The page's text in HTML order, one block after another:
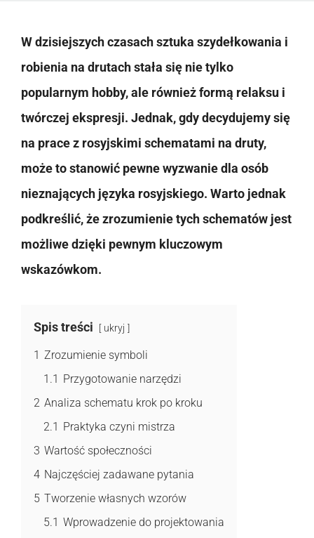
W dzisiejszych czasach sztuka szydełkowania i
robienia na drutach stała się nie tylko
popularnym hobby, ale również formą relaksu i
twórczej ekspresji. Jednak, gdy decydujemy się
na prace z rosyjskimi schematami na druty,
może to stanowić pewne wyzwanie dla osób
nieznających języka rosyjskiego. Warto jednak
podkreślić, że zrozumienie tych schematów jest
możliwe dzięki pewnym kluczowym
wskazówkom.
Spis treści ukryj
1 Zrozumienie symboli
1.1 Przygotowanie narzędzi
2 Analiza schematu krok po kroku
2.1 Praktyka czyni mistrza
3 Wartość społeczności
4 Najczęściej zadawane pytania
5 Tworzenie własnych wzorów
5.1 Wprowadzenie do projektowania